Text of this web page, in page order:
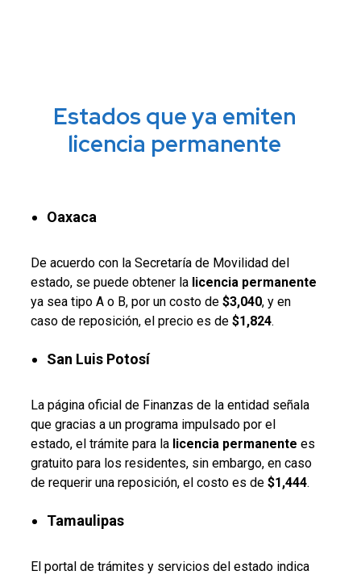
Estados que ya emiten
licencia permanente
Oaxaca
De acuerdo con la Secretaría de Movilidad del
estado, se puede obtener la licencia permanente
ya sea tipo A o B, por un costo de $3,040, y en
caso de reposición, el precio es de$1,824.
San Luis Potosí
La página oficial de Finanzas de la entidad señala
que gracias a un programa impulsado por el
estado, el trámite para lalicencia permanente es
gratuito para los residentes, sin embargo, en caso
de requerir una reposición, el costo es de$1,444.
Tamaulipas
El portal de trámites y servicios del estado indica